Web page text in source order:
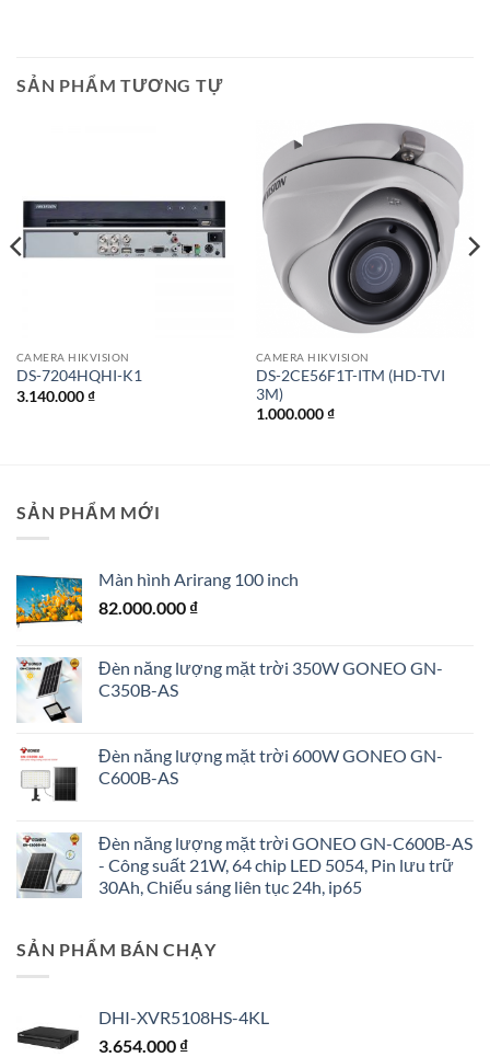
SẢN PHẨM TƯƠNG TỰ
CAMERA HIKVISION
DS-7204HQHI-K1
3.140.000₫
CAMERA HIKVISION
DS-2CE56F1T-ITM (HD-TVI
3M)
1.000.000₫
SẢN PHẨM MỚI
Màn hình Arirang 100 inch
82.000.000 ₫
Đèn năng lượng mặt trời 350W GONEO GN-
C350B-AS
Đèn năng lượng mặt trời 600W GONEO GN-
C600B-AS
Đèn năng lượng mặt trời GONEO GN-C600B-AS
- Công suất 21W, 64 chip LED 5054, Pin lưu trữ
30Ah, Chiếu sáng liên tục 24h, ip65
SẢN PHẨM BÁN CHẠY
DHI-XVR5108HS-4KL
3.654.000 ₫